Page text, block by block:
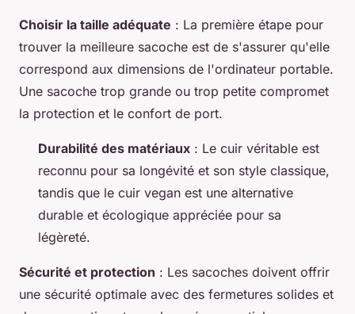
Choisir la taille adéquate : La première étape pour
trouver la meilleure sacoche est de s'assurer qu'elle
correspond aux dimensions de l'ordinateur portable.
Une sacoche trop grande ou trop petite compromet
la protection et le confort de port.
Durabilité des matériaux : Le cuir véritable est
reconnu pour sa longévité et son style classique,
tandis que le cuir vegan est une alternative
durable et écologique appréciée pour sa
légèreté.
Sécurité et protection : Les sacoches doivent offrir
une sécurité optimale avec des fermetures solides et